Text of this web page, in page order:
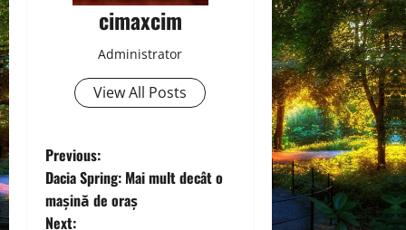
cimaxcim
Administrator
View All Posts
P
o
Previous:
Dacia Spring: Mai mult decât o
mașină de oraș
Next: